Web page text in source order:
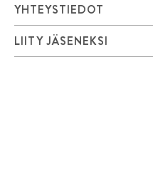
YHTEYSTIEDOT
LIITY JÄSENEKSI